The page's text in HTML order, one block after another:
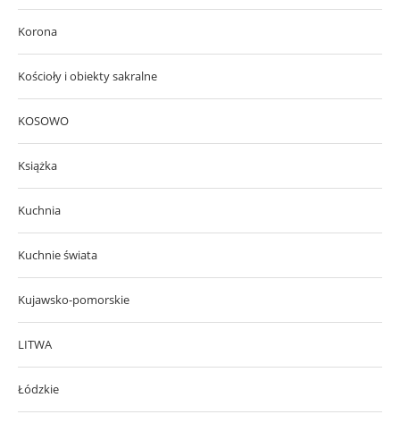
Korona
Kościoły i obiekty sakralne
KOSOWO
Książka
Kuchnia
Kuchnie świata
Kujawsko-pomorskie
LITWA
Łódzkie